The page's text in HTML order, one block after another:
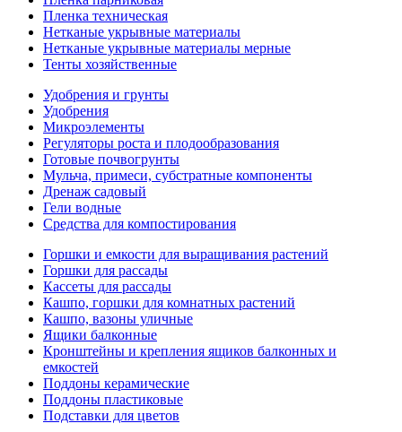
Пленка техническая
Нетканые укрывные материалы
Нетканые укрывные материалы мерные
Тенты хозяйственные
Удобрения и грунты
Удобрения
Микроэлементы
Регуляторы роста и плодообразования
Готовые почвогрунты
Мульча, примеси, субстратные компоненты
Дренаж садовый
Гели водные
Средства для компостирования
Горшки и емкости для выращивания растений
Горшки для рассады
Кассеты для рассады
Кашпо, горшки для комнатных растений
Кашпо, вазоны уличные
Ящики балконные
Кронштейны и крепления ящиков балконных и
емкостей
Поддоны керамические
Поддоны пластиковые
Подставки для цветов